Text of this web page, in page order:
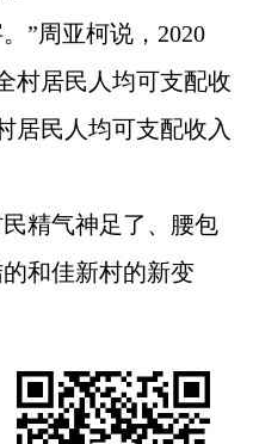
”周亚柯说，2020
村居民人均可支配收
居民人均可支配收入
精气神足了、腰包
和佳新村的新变